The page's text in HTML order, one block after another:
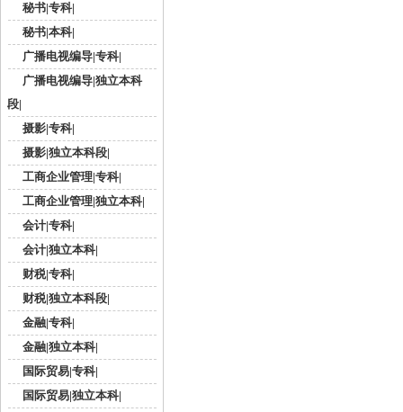
秘书|专科|
秘书|本科|
广播电视编导|专科|
广播电视编导|独立本科
段|
摄影|专科|
摄影|独立本科段|
工商企业管理|专科|
工商企业管理|独立本科|
会计|专科|
会计|独立本科|
财税|专科|
财税|独立本科段|
金融|专科|
金融|独立本科|
国际贸易|专科|
国际贸易|独立本科|